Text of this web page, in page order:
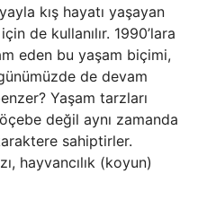
kış hayatı yaşayan
de kullanılır. 1990’lara
eden bu yaşam biçimi,
de devam
Yaşam tarzları
değil aynı zamanda
sahiptirler.
hayvancılık (koyun)